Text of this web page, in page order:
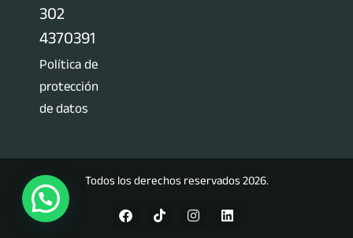
302
4370391
Política de
protección
de datos
Todos los derechos reservados 2026.